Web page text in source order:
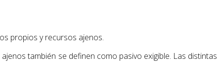
propios y recursos ajenos.
también se definen como pasivo exigible. Las distintas